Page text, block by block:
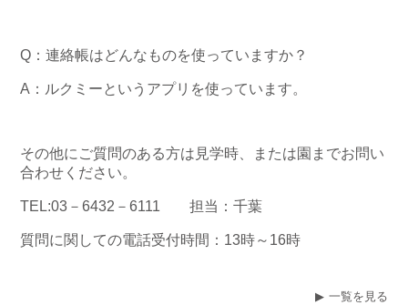
Q：連絡帳はどんなものを使っていますか？
A：ルクミーというアプリを使っています。
その他にご質問のある方は見学時、または園までお問い
合わせください。
TEL:03－6432－6111 担当：千葉
質問に関しての電話受付時間：13時～16時
一覧を見る